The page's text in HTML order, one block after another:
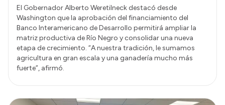
El Gobernador Alberto Weretilneck destacó desde
Washington que la aprobación del financiamiento del
Banco Interamericano de Desarrollo permitirá ampliar la
matriz productiva de Río Negro y consolidar una nueva
etapa de crecimiento. “A nuestra tradición, le sumamos
agricultura en gran escala y una ganadería mucho más
fuerte”, afirmó.